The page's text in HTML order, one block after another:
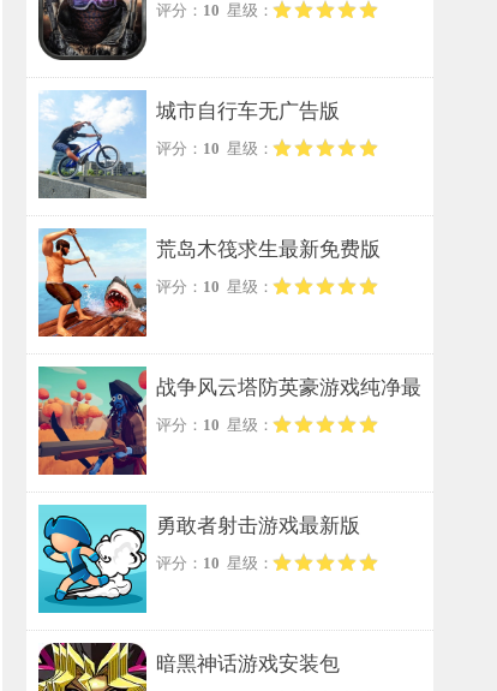
评分： 10 星级：
城市自行车无广告版
评分： 10 星级：
荒岛木筏求生最新免费版
评分： 10 星级：
战争风云塔防英豪游戏纯净最
新版
评分： 10 星级：
勇敢者射击游戏最新版
评分： 10 星级：
暗黑神话游戏安装包